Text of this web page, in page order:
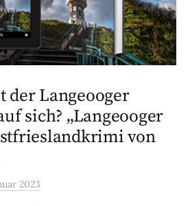
der Langeooger
sich? „Langeooger
von
2023